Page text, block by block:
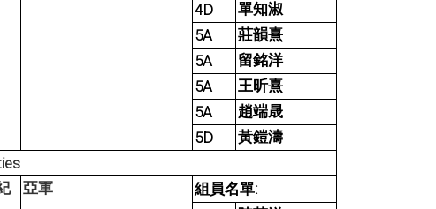
4D 單知淑
5A 莊韻熹
5A 留銘洋
5A 王昕熹
5A 趙端晟
5D 黃鎧濤
亞軍 組員名單: